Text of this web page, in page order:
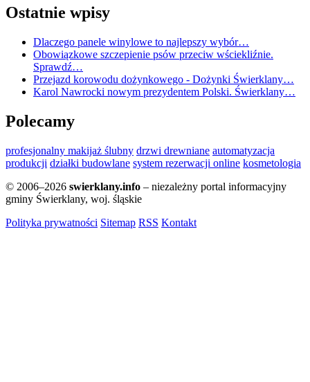
Ostatnie wpisy
Dlaczego panele winylowe to najlepszy wybór…
Obowiązkowe szczepienie psów przeciw wściekliźnie.
Sprawdź…
Przejazd korowodu dożynkowego - Dożynki Świerklany…
Karol Nawrocki nowym prezydentem Polski. Świerklany…
Polecamy
profesjonalny makijaż ślubny drzwi drewniane automatyzacja
produkcji działki budowlane system rezerwacji online kosmetologia
© 2006–2026 swierklany.info – niezależny portal informacyjny
gminy Świerklany, woj. śląskie
Polityka prywatności Sitemap RSS Kontakt